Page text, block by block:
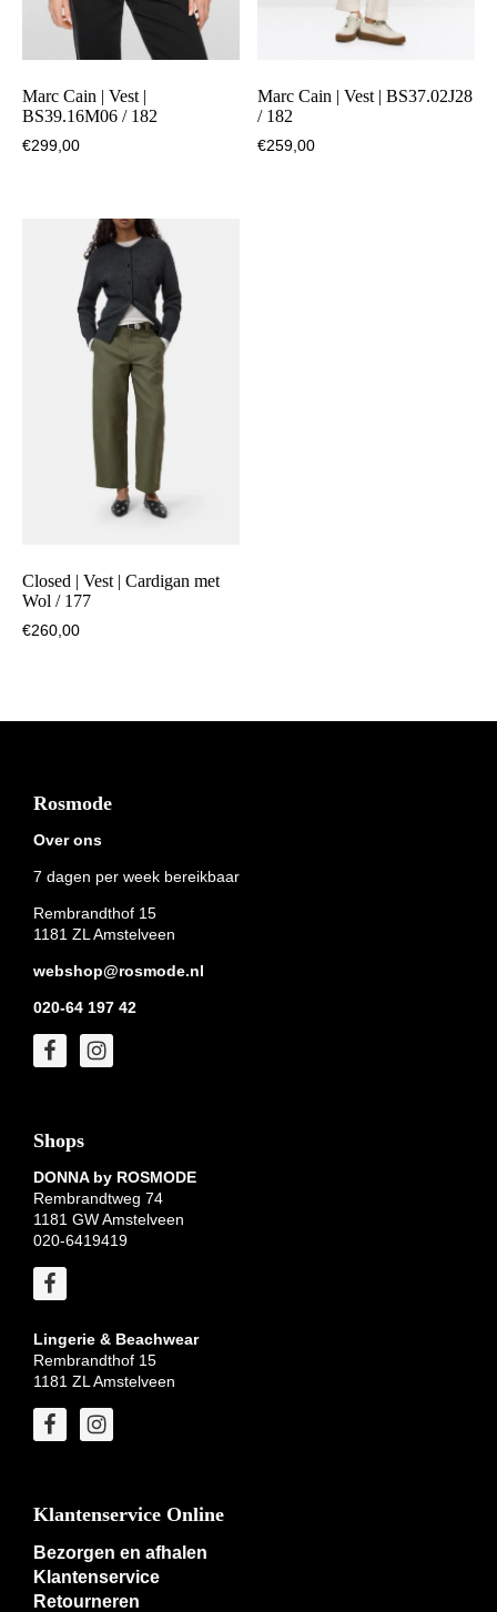
Marc Cain | Vest |
BS39.16M06 / 182
€299,00
Marc Cain | Vest | BS37.02J28
/ 182
€259,00
Closed | Vest | Cardigan met
Wol / 177
€260,00
Footer
Rosmode
Over ons
7 dagen per week bereikbaar
Rembrandthof 15
1181 ZL Amstelveen
webshop@rosmode.nl
020-64 197 42
Shops
DONNA by ROSMODE
Rembrandtweg 74
1181 GW Amstelveen
020-6419419
Lingerie & Beachwear
Rembrandthof 15
1181 ZL Amstelveen
Klantenservice Online
Bezorgen en afhalen
Klantenservice
Retourneren